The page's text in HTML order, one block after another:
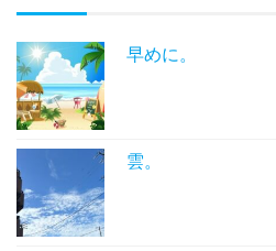
早めに。
雲。